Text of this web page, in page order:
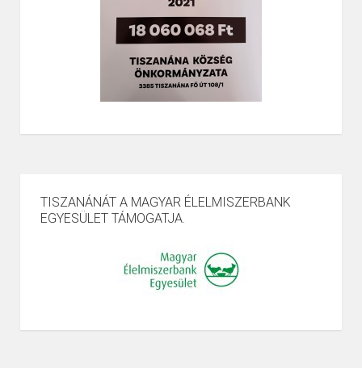
TISZANÁNÁT A MAGYAR ÉLELMISZERBANK
EGYESÜLET TÁMOGATJA.